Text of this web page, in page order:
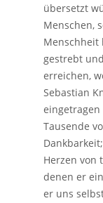
übersetzt
Menschen,
Menschheit
gestrebt
erreichen,
Sebastian
Tausende
Herzen von
denen er
er uns